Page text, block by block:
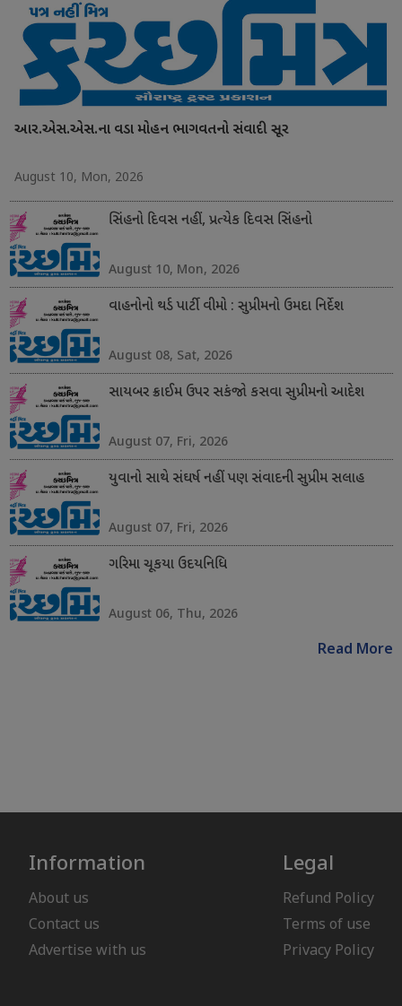
આર.એસ.એસ.ના વડા મોહન ભાગવતનો સંવાદી સૂર
August 10, Mon, 2026
સિંહનો દિવસ નહીં, પ્રત્યેક દિવસ સિંહનો
August 10, Mon, 2026
વાહનોનો થર્ડ પાર્ટી વીમો : સુપ્રીમનો ઉમદા નિર્દેશ
August 08, Sat, 2026
સાયબર ક્રાઈમ ઉપર સકંજો કસવા સુપ્રીમનો આદેશ
August 07, Fri, 2026
યુવાનો સાથે સંઘર્ષ નહીં પણ સંવાદની સુપ્રીમ સલાહ
August 07, Fri, 2026
ગરિમા ચૂકયા ઉદયનિધિ
August 06, Thu, 2026
Read More
Information
About us
Contact us
Advertise with us
Legal
Refund Policy
Terms of use
Privacy Policy